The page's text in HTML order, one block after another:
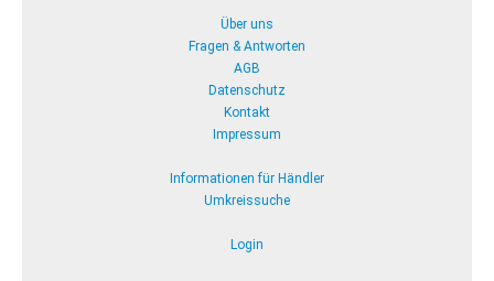
Über uns
Fragen & Antworten
AGB
Datenschutz
Kontakt
Impressum
Informationen für Händler
Umkreissuche
Login